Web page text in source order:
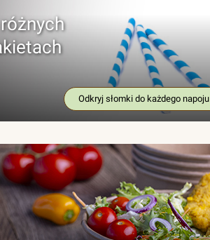
Odkryj słomki do każdego napoju